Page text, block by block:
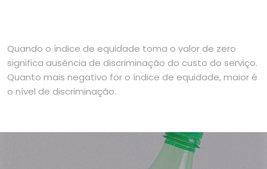
Quando o índice de equidade toma o valor de zero
significa ausência de discriminação do custo do serviço.
Quanto mais negativo for o índice de equidade, maior é
o nível de discriminação.